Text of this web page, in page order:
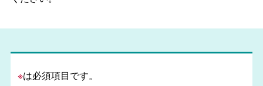
※は必須項目です。